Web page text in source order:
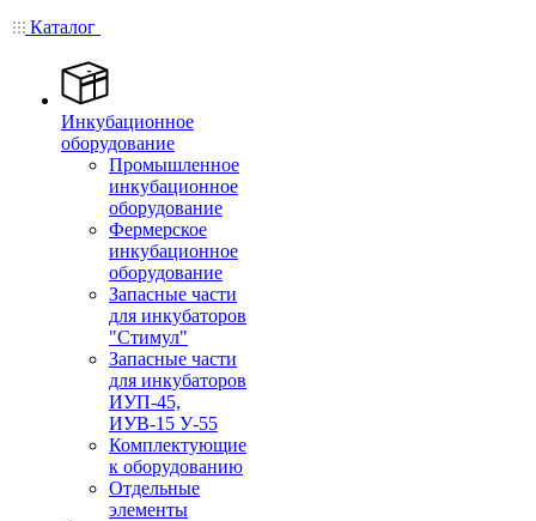
Каталог
Инкубационное
оборудование
Промышленное
инкубационное
оборудование
Фермерское
инкубационное
оборудование
Запасные части
для инкубаторов
"Стимул"
Запасные части
для инкубаторов
ИУП-45,
ИУВ-15 У-55
Комплектующие
к оборудованию
Отдельные
элементы